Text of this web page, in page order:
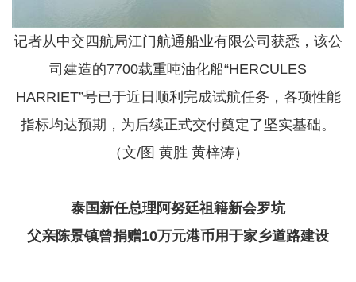
记者从中交四航局江门航通船业有限公司获悉，该公
司建造的7700载重吨油化船“HERCULES
HARRIET”号已于近日顺利完成试航任务，各项性能
指标均达预期，为后续正式交付奠定了坚实基础。
（文/图 黄胜 黄梓涛）
泰国新任总理阿努廷祖籍新会罗坑
父亲陈景镇曾捐赠10万元港币用于家乡道路建设